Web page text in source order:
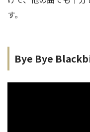
す。
Bye Bye